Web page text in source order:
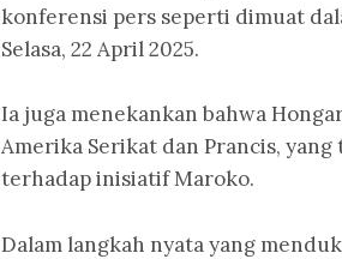
konferensi pers seperti dimuat
Selasa, 22 April 2025.
Ia juga menekankan bahwa
Amerika Serikat dan Prancis,
terhadap inisiatif Maroko.
Dalam langkah nyata yang